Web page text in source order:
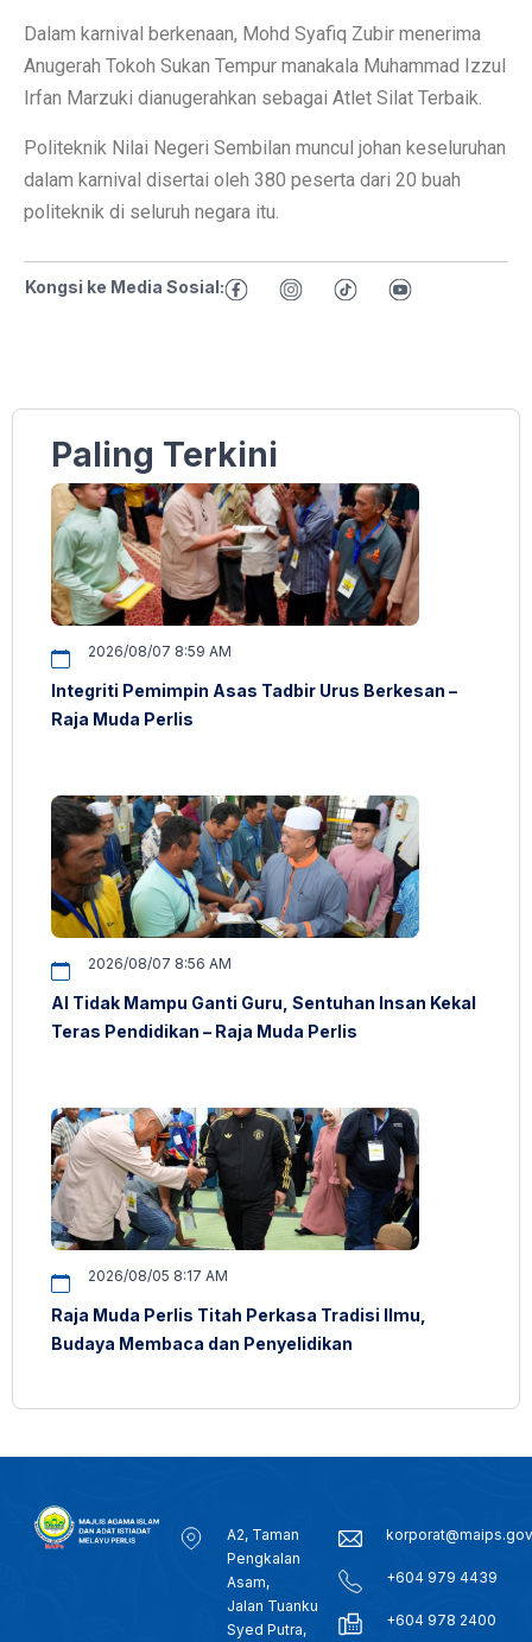
Dalam karnival berkenaan, Mohd Syafiq Zubir menerima
Anugerah Tokoh Sukan Tempur manakala Muhammad Izzul
Irfan Marzuki dianugerahkan sebagai Atlet Silat Terbaik.
Politeknik Nilai Negeri Sembilan muncul johan keseluruhan
dalam karnival disertai oleh 380 peserta dari 20 buah
politeknik di seluruh negara itu.
Kongsi ke Media Sosial:
Paling Terkini
2026/08/07 8:59 AM
Integriti Pemimpin Asas Tadbir Urus Berkesan –
Raja Muda Perlis
2026/08/07 8:56 AM
AI Tidak Mampu Ganti Guru, Sentuhan Insan Kekal
Teras Pendidikan – Raja Muda Perlis
2026/08/05 8:17 AM
Raja Muda Perlis Titah Perkasa Tradisi Ilmu,
Budaya Membaca dan Penyelidikan
A2, Taman
Pengkalan
Asam,
Jalan Tuanku
Syed Putra,
+604 979 4439
+604 978 2400